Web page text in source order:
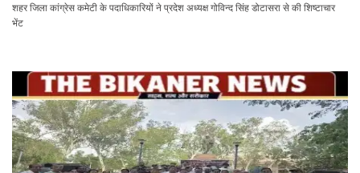
शहर जिला कांग्रेस कमेटी के पदाधिकारियों ने प्रदेश अध्यक्ष गोविन्द सिंह डोटासरा से की शिष्टाचार
भेंट